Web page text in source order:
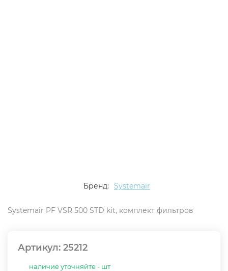
Бренд: Systemair
Systemair PF VSR 500 STD kit, комплект фильтров
Артикул: 25212
наличие уточняйте - шт